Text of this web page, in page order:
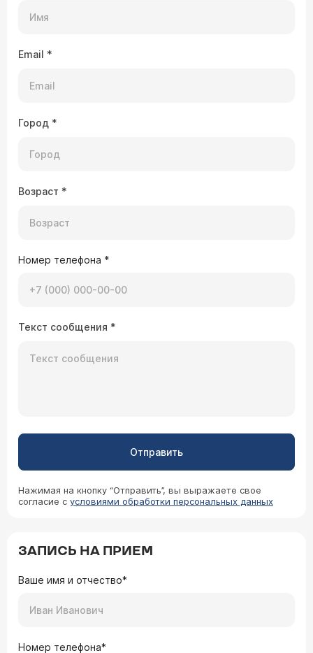
Email *
Город *
Возраст *
Номер телефона *
Текст сообщения *
Отправить
Нажимая на кнопку “Отправить”, вы выражаете свое
согласие с условиями обработки персональных данных
ЗАПИСЬ НА ПРИЕМ
Ваше имя и отчество*
Номер телефона*